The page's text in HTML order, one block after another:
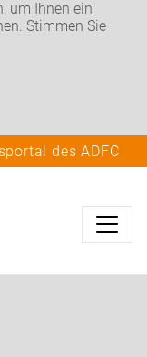
um Ihnen ein
Stimmen Sie
des ADFC